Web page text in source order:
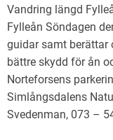
Vandring längd
Fylleån Söndagen
guidar samt berättar
bättre skydd för ån
Norteforsens
Simlångsdalens
Svedenman, 073 –